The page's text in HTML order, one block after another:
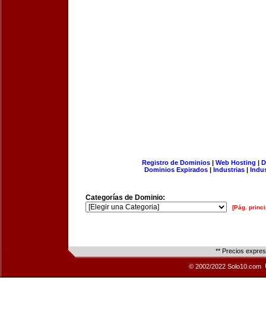
Registro de Dominios| Web Hosting |
Dominios Expirados | Industrias |
Categorías de Dominio:
[Pág.
** Precios
© 2002/2022 Solo10.com